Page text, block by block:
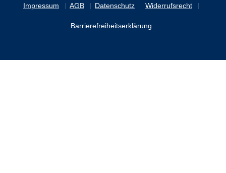
Impressum AGB Datenschutz Widerrufsrecht
Barrierefreiheitserklärung